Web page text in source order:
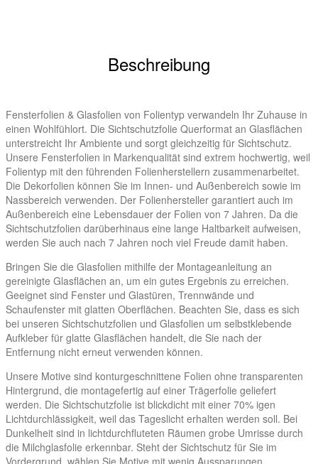
Beschreibung
Fensterfolien & Glasfolien von Folientyp verwandeln Ihr Zuhause in
einen Wohlfühlort. Die Sichtschutzfolie Querformat an Glasflächen
unterstreicht Ihr Ambiente und sorgt gleichzeitig für Sichtschutz.
Unsere Fensterfolien in Markenqualität sind extrem hochwertig, weil
Folientyp mit den führenden Folienherstellern zusammenarbeitet.
Die Dekorfolien können Sie im Innen- und Außenbereich sowie im
Nassbereich verwenden. Der Folienhersteller garantiert auch im
Außenbereich eine Lebensdauer der Folien von 7 Jahren. Da die
Sichtschutzfolien darüberhinaus eine lange Haltbarkeit aufweisen,
werden Sie auch nach 7 Jahren noch viel Freude damit haben.
Bringen Sie die Glasfolien mithilfe der Montageanleitung an
gereinigte Glasflächen an, um ein gutes Ergebnis zu erreichen.
Geeignet sind Fenster und Glastüren, Trennwände und
Schaufenster mit glatten Oberflächen. Beachten Sie, dass es sich
bei unseren Sichtschutzfolien und Glasfolien um selbstklebende
Aufkleber für glatte Glasflächen handelt, die Sie nach der
Entfernung nicht erneut verwenden können.
Unsere Motive sind konturgeschnittene Folien ohne transparenten
Hintergrund, die montagefertig auf einer Trägerfolie geliefert
werden. Die Sichtschutzfolie ist blickdicht mit einer 70% igen
Lichtdurchlässigkeit, weil das Tageslicht erhalten werden soll. Bei
Dunkelheit sind in lichtdurchfluteten Räumen grobe Umrisse durch
die Milchglasfolie erkennbar. Steht der Sichtschutz für Sie im